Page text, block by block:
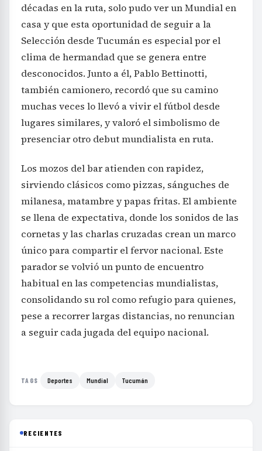
décadas en la ruta, solo pudo ver un Mundial en
casa y que esta oportunidad de seguir a la
Selección desde Tucumán es especial por el
clima de hermandad que se genera entre
desconocidos. Junto a él, Pablo Bettinotti,
también camionero, recordó que su camino
muchas veces lo llevó a vivir el fútbol desde
lugares similares, y valoró el simbolismo de
presenciar otro debut mundialista en ruta.
Los mozos del bar atienden con rapidez,
sirviendo clásicos como pizzas, sánguches de
milanesa, matambre y papas fritas. El ambiente
se llena de expectativa, donde los sonidos de las
cornetas y las charlas cruzadas crean un marco
único para compartir el fervor nacional. Este
parador se volvió un punto de encuentro
habitual en las competencias mundialistas,
consolidando su rol como refugio para quienes,
pese a recorrer largas distancias, no renuncian
a seguir cada jugada del equipo nacional.
TAGS Deportes Mundial Tucumán
RECIENTES